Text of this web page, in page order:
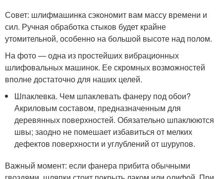
Совет: шлифмашинка сэкономит вам массу времени и
сил. Ручная обработка стыков будет крайне
утомительной, особенно на большой высоте над полом.
На фото — одна из простейших вибрационных
шлифовальных машинок. Ее скромных возможностей
вполне достаточно для наших целей.
Шпаклевка. Чем шпаклевать фанеру под обои?
Акриловым составом, предназначенным для
деревянных поверхностей. Обязательно шпаклюются
швы; заодно не помешает избавиться от мелких
дефектов поверхности и углублений от шурупов.
Важный момент: если фанера прибита обычными